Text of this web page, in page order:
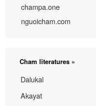
champa.one
nguoicham.com
Cham literatures »
Dalukal
Akayat